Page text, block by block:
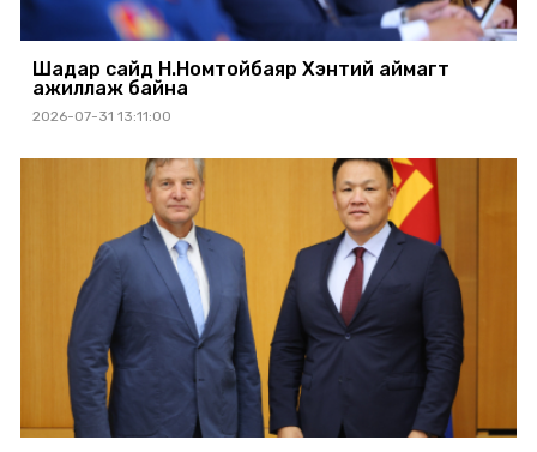
Шадар сайд Н.Номтойбаяр Хэнтий аймагт
ажиллаж байна
2026-07-31 13:11:00